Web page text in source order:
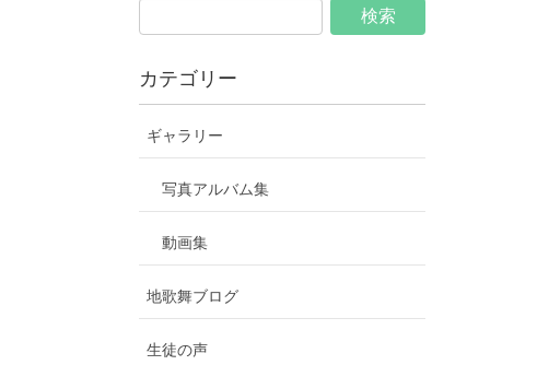
カテゴリー
ギャラリー
写真アルバム集
動画集
地歌舞ブログ
生徒の声